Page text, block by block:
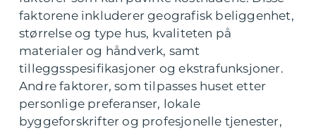
faktorene inkluderer geografisk beliggenhet,
størrelse og type hus, kvaliteten på
materialer og håndverk, samt
tilleggsspesifikasjoner og ekstrafunksjoner.
Andre faktorer, som tilpasses huset etter
personlige preferanser, lokale
byggeforskrifter og profesjonelle tjenester,